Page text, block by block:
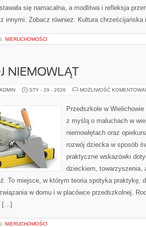
się namacalna, a modlitwa i refleksja
innymi. Zobacz również: Kultura
NIERUCHOMOŚCI
NIEMOWLĄT
STY - 29 - 2026 MOŻLIWOŚĆ
Przedszkole w
z myślą o maluchach w
niemowlętach oraz
rozwój dziecka w sposób
praktyczne wskazówki
dzieckiem, towarzyszenia,
To miejsce, w którym teoria spotyka praktykę,
w domu i w placówce przedszkolnej.
[…]
NIERUCHOMOŚCI